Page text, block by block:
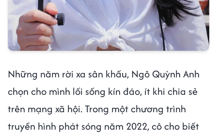
Những năm rời xa sân khấu, Ngô Quỳnh Anh
chọn cho mình lối sống kín đáo, ít khi chia sẻ
trên mạng xã hội. Trong một chương trình
truyền hình phát sóng năm 2022, cô cho biết